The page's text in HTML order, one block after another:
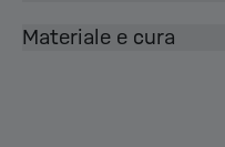
Materiale e cura